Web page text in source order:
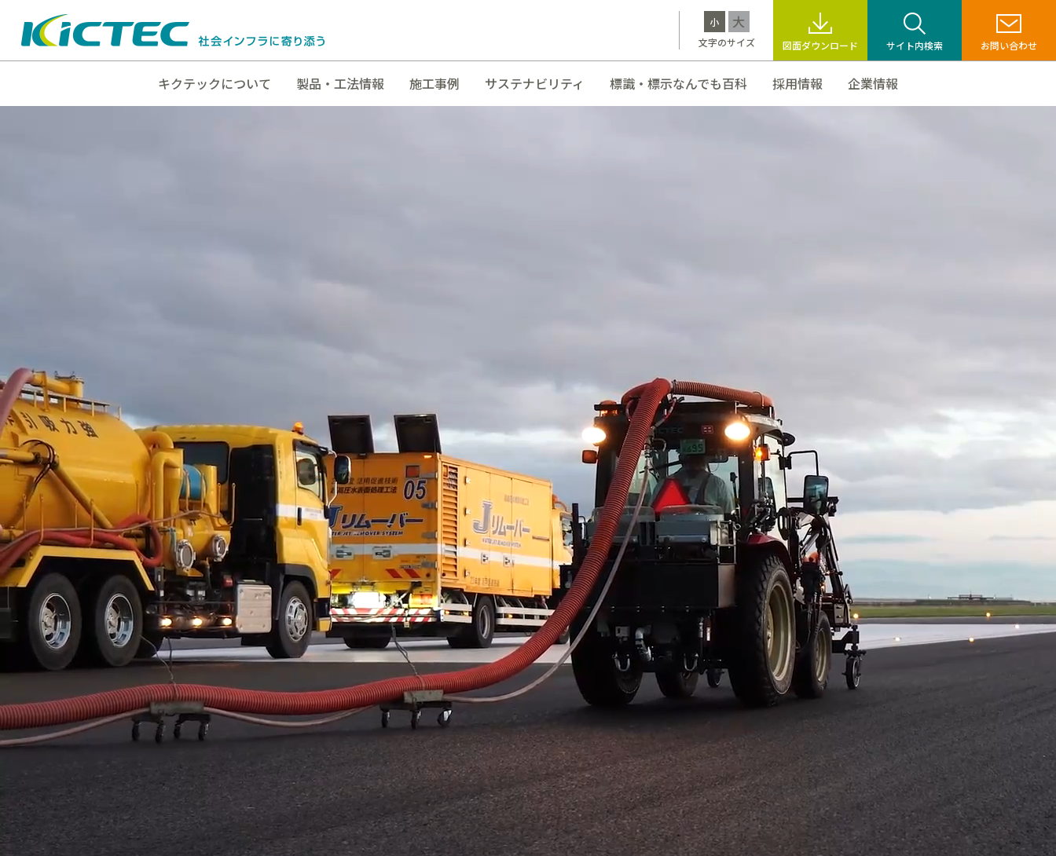
小 大
文字のサイズ 図面ダウンロード サイト内検索 お問い合わせ
キクテックについて 製品・工法情報 施工事例 サステナビリティ 標識・標示なんでも百科 採用情報 企業情報